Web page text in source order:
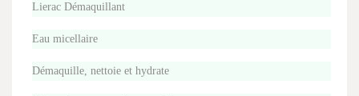
Lierac Démaquillant
Eau micellaire
Démaquille, nettoie et hydrate